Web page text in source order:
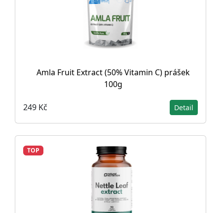
Amla Fruit Extract (50% Vitamin C) prášek
100g
249 Kč Detail
TOP